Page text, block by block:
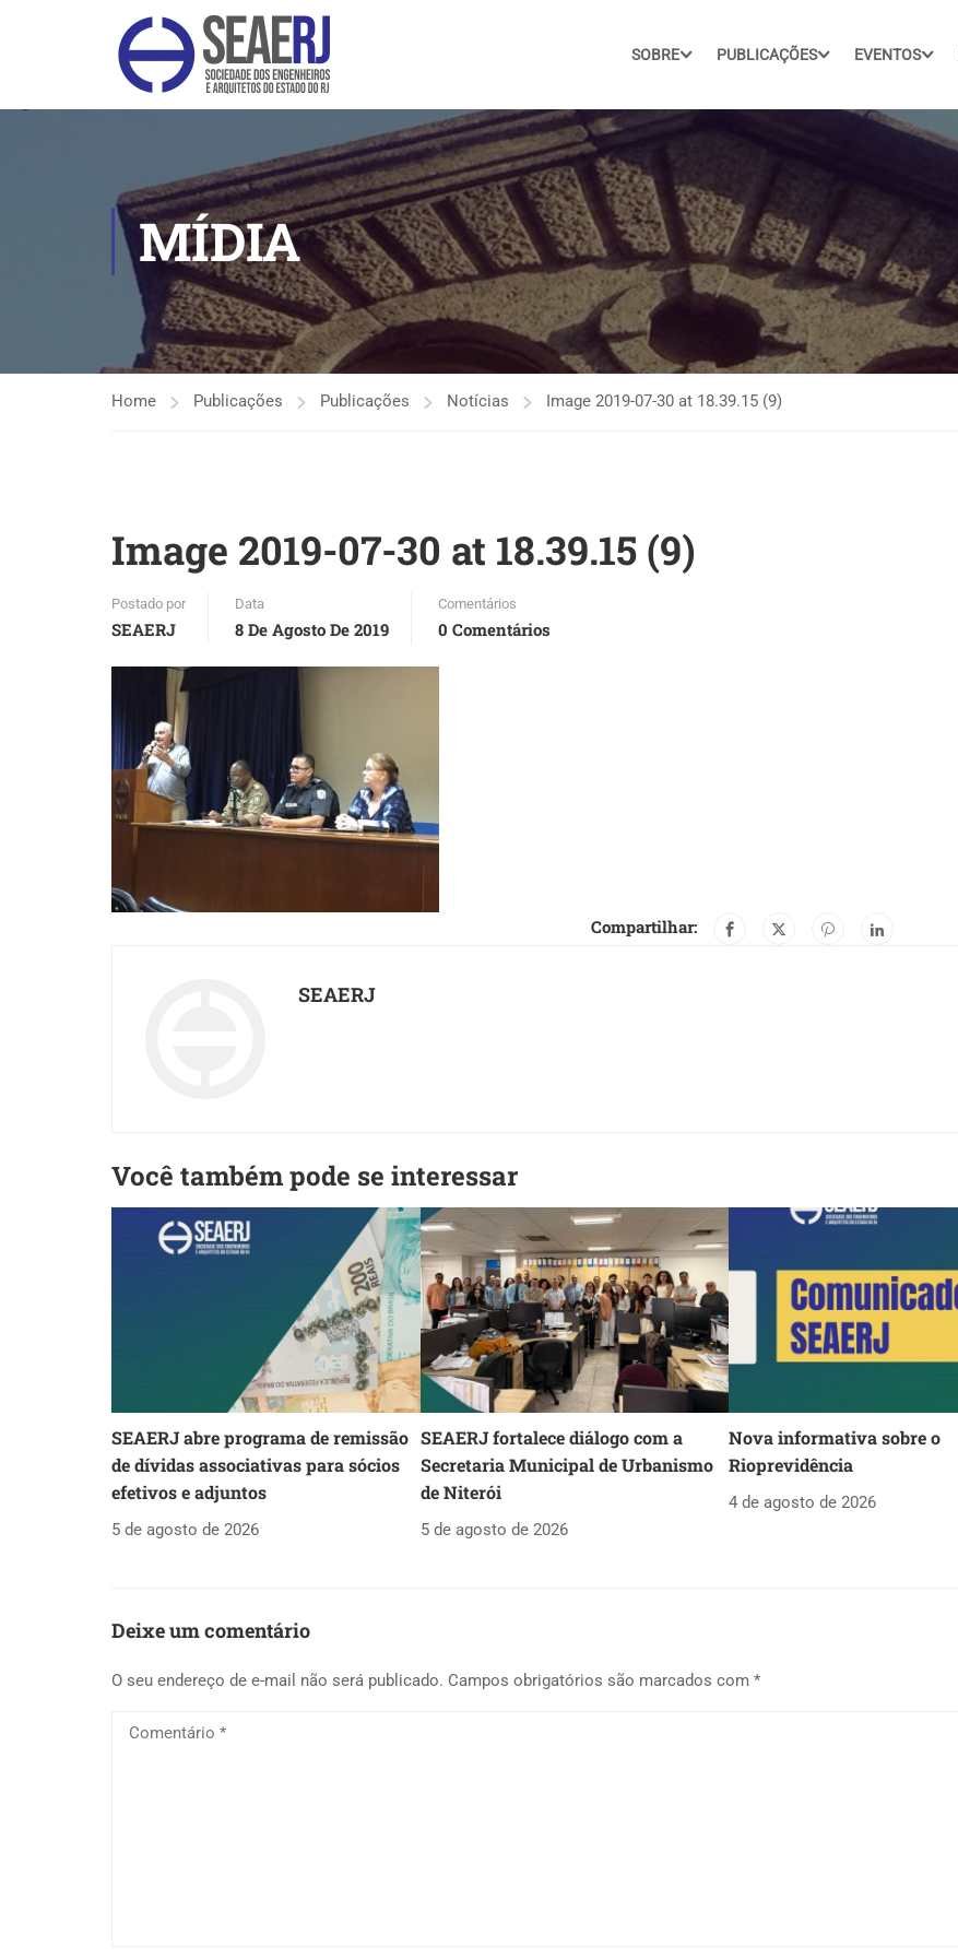
SOBRE PUBLICAÇÕES EVENTOS
MÍDIA
Home Publicações Publicações Notícias Image 2019-07-30 at 18.39.15 (9)
Image 2019-07-30 at 18.39.15 (9)
Postado por
SEAERJ
Data
8 De Agosto De 2019
Comentários
0 Comentários
Compartilhar:
SEAERJ
Você também pode se interessar
SEAERJ abre programa de remissão
de dívidas associativas para sócios
efetivos e adjuntos
5 de agosto de 2026
SEAERJ fortalece diálogo com a
Secretaria Municipal de Urbanismo
de Niterói
5 de agosto de 2026
Nova informativa sobre o
Rioprevidência
4 de agosto de 2026
Deixe um comentário
O seu endereço de e-mail não será publicado. Campos obrigatórios são marcados com *